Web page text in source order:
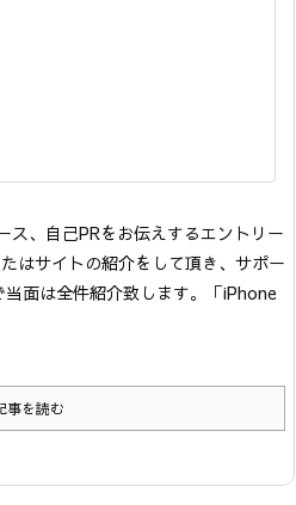
ス、自己PRをお伝えするエントリー
はサイトの紹介をして頂き、サポー
面は全件紹介致します。「iPhone
事を読む